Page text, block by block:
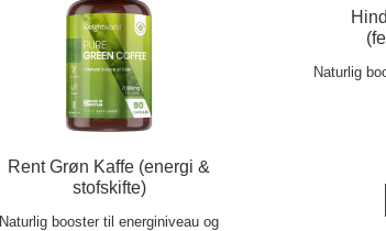
Rent Grøn Kaffe (energi &
stofskifte)
Naturlig booster til energiniveau og
Naturlig